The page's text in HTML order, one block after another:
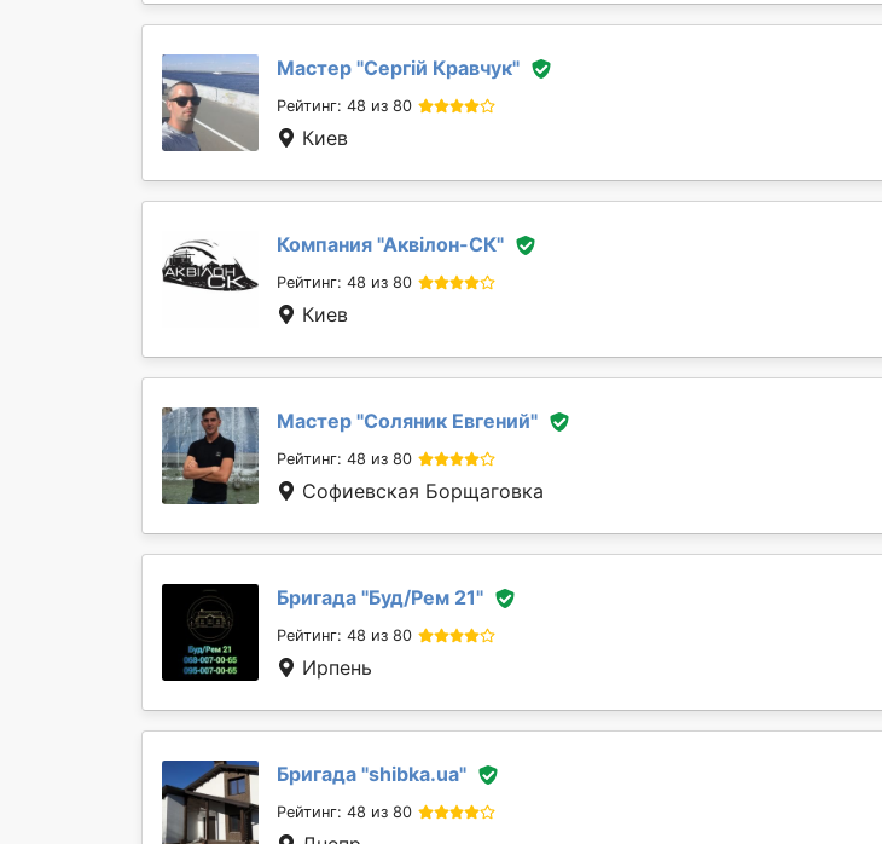
Мастер "Сергій Кравчук"
Рейтинг: 48 из 80
Киев
Компания "Аквілон-СК"
Рейтинг: 48 из 80
Киев
Мастер "Соляник Евгений"
Рейтинг: 48 из 80
Софиевская Борщаговка
Бригада "Буд/Рем 21"
Рейтинг: 48 из 80
Ирпень
Бригада "shibka.ua"
Рейтинг: 48 из 80